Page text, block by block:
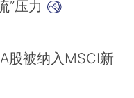
”压力
股被纳入MSCI新